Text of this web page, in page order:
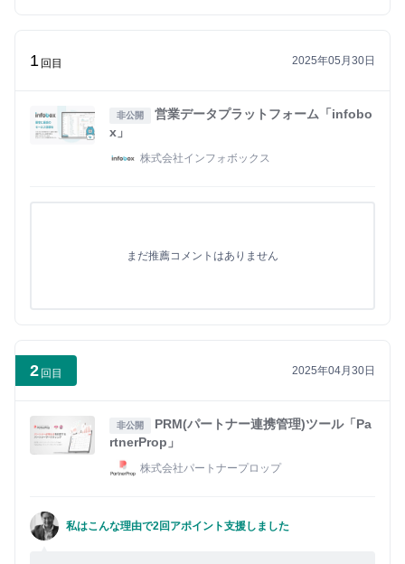
1 回目 2025年05月30日
非公開
営業データプラットフォーム「infobo
x」
株式会社インフォボックス
まだ推薦コメントはありません
2 回目 2025年04月30日
非公開
PRM(パートナー連携管理)ツール「Pa
rtnerProp」
株式会社パートナープロップ
私はこんな理由で2回アポイント支援しました